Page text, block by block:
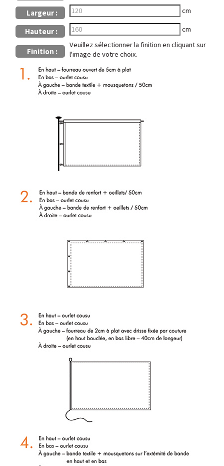
Largeur :
cm
Hauteur : cm
Finition :
Veuillez sélectionner la finition en cliquant sur
l'image de votre choix.